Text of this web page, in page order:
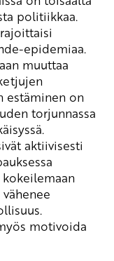
politiikkaa.
epidemiaa.
muuttaa
estäminen on
torjunnassa
aktiivisesti
motivoida